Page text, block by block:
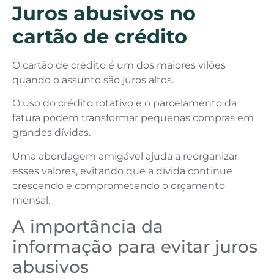
Juros abusivos no
cartão de crédito
O cartão de crédito é um dos maiores vilões
quando o assunto são juros altos.
O uso do crédito rotativo e o parcelamento da
fatura podem transformar pequenas compras em
grandes dívidas.
Uma abordagem amigável ajuda a reorganizar
esses valores, evitando que a dívida continue
crescendo e comprometendo o orçamento
mensal.
A importância da
informação para evitar juros
abusivos